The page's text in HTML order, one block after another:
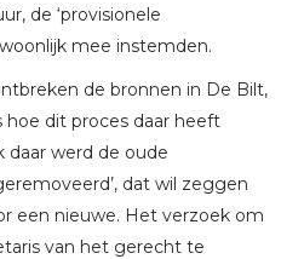
de ‘provisionele
mee instemden.
de bronnen in De Bilt,
dit proces daar heeft
daar werd de oude
dat wil zeggen
een nieuwe. Het verzoek om
van het gerecht te